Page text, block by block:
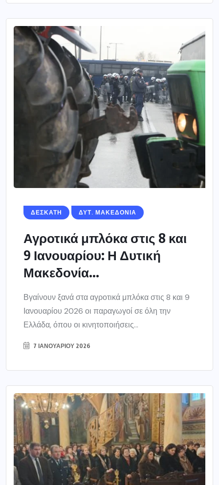
ΔΕΣΚΑΤΗ ΔΥΤ. ΜΑΚΕΔΟΝΙΑ
Αγροτικά μπλόκα στις 8 και
9 Ιανουαρίου: Η Δυτική
Μακεδονία...
Βγαίνουν ξανά στα αγροτικά μπλόκα στις 8 και 9
Ιανουαρίου 2026 οι παραγωγοί σε όλη την
Ελλάδα, όπου οι κινητοποιήσεις...
7 ΙΑΝΟΥΑΡΊΟΥ 2026